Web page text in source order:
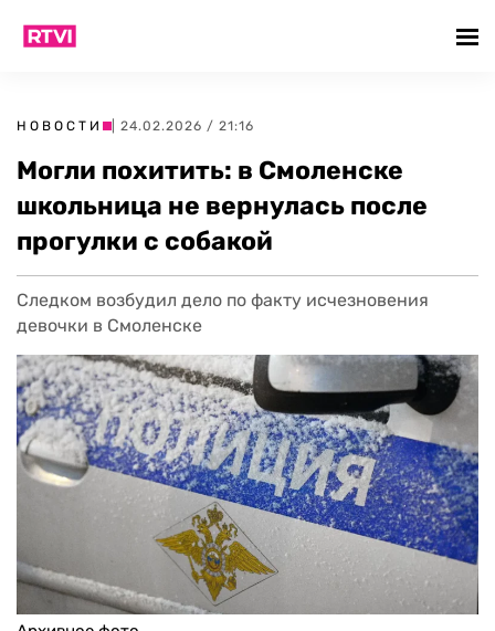
НОВОСТИ | 24.02.2026 / 21:16
Могли похитить: в Смоленске
школьница не вернулась после
прогулки с собакой
Следком возбудил дело по факту исчезновения
девочки в Смоленске